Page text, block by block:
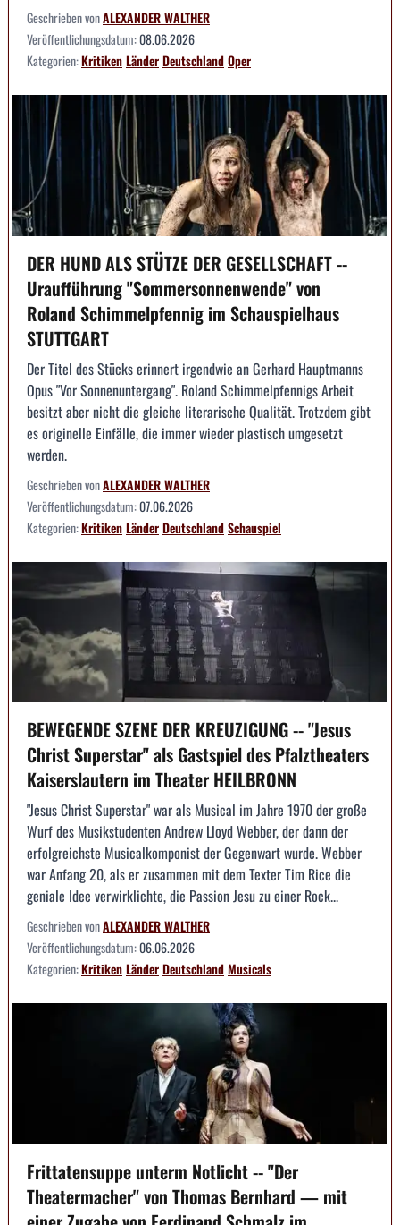
Geschrieben vonALEXANDER WALTHER
Veröffentlichungsdatum:08.06.2026
Kategorien:KritikenLänderDeutschlandOper
DER HUND ALS STÜTZE DER GESELLSCHAFT --
Uraufführung "Sommersonnenwende" von
Roland Schimmelpfennig im Schauspielhaus
STUTTGART
Der Titel des Stücks erinnert irgendwie an Gerhard Hauptmanns
Opus "Vor Sonnenuntergang". Roland Schimmelpfennigs Arbeit
besitzt aber nicht die gleiche literarische Qualität. Trotzdem gibt
es originelle Einfälle, die immer wieder plastisch umgesetzt
werden.
Geschrieben vonALEXANDER WALTHER
Veröffentlichungsdatum:07.06.2026
Kategorien:KritikenLänderDeutschlandSchauspiel
BEWEGENDE SZENE DER KREUZIGUNG -- "Jesus
Christ Superstar" als Gastspiel des Pfalztheaters
Kaiserslautern im Theater HEILBRONN
"Jesus Christ Superstar" war als Musical im Jahre 1970 der große
Wurf des Musikstudenten Andrew Lloyd Webber, der dann der
erfolgreichste Musicalkomponist der Gegenwart wurde. Webber
war Anfang 20, als er zusammen mit dem Texter Tim Rice die
geniale Idee verwirklichte, die Passion Jesu zu einer Rock...
Geschrieben vonALEXANDER WALTHER
Veröffentlichungsdatum:06.06.2026
Kategorien:KritikenLänderDeutschlandMusicals
Frittatensuppe unterm Notlicht -- "Der
Theatermacher" von Thomas Bernhard — mit